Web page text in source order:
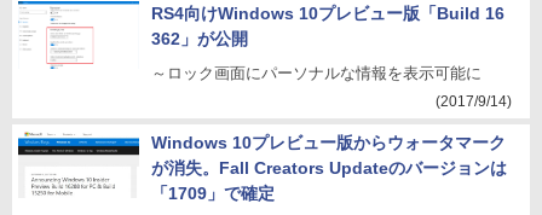
RS4向けWindows 10プレビュー版「Build 16
362」が公開
～ロック画面にパーソナルな情報を表示可能に
(2017/9/14)
Windows 10プレビュー版からウォータマーク
が消失。Fall Creators Updateのバージョンは
「1709」で確定